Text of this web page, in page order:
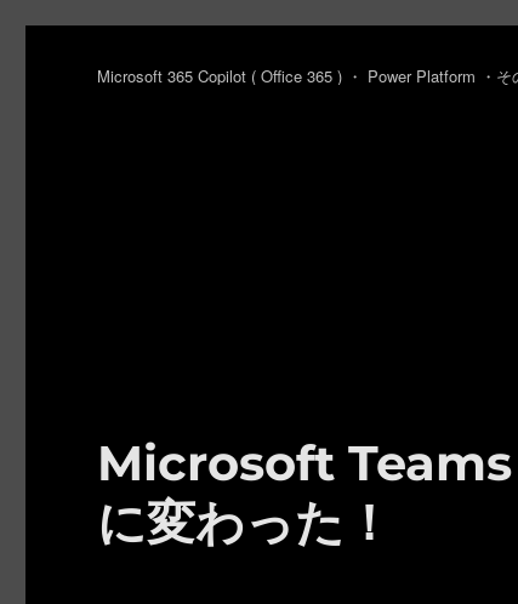
Microsoft 365 Copilot ( Office 365 ) ・ Power Platform ・
Microsoft Teams
に変わった！